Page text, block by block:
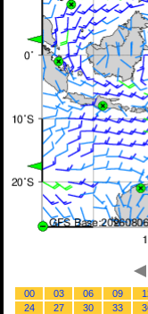
00 03 06 09
24
27 30 33